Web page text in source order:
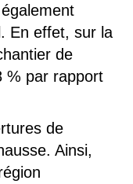
En effet, sur la
de
% par rapport
de
Ainsi,